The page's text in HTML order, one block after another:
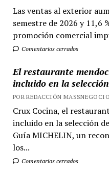
Las ventas al exterior
semestre de 2026 y 11,6
promoción comercial
Comentarios cerrados
El restaurante
incluido en la
POR REDACCIÓN
Crux Cocina, el
incluido en la selección
Guía MICHELIN, un
los...
Comentarios cerrados